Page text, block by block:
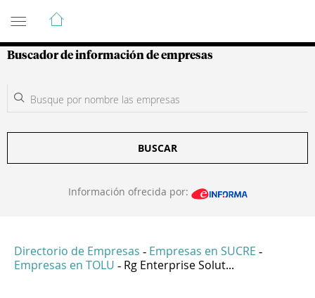
Guía de Empresas Colombianas
Buscador de información de empresas
BUSCAR
Información ofrecida por:
Directorio de Empresas - Empresas en SUCRE -
Empresas en TOLU - Rg Enterprise Solut...